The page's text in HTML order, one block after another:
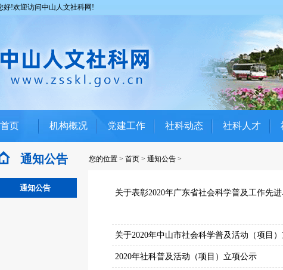
好!欢迎访问中山人文社科网!
首页 机构概况 党建工作 社科动态 社科人才
通知公告 您的位置 > 首页 > 通知公告 >
通知公告
关于表彰2020年广东省社会科学普及工作先
关于2020年中山市社会科学普及活动（项目
2020年社科普及活动（项目）立项公示